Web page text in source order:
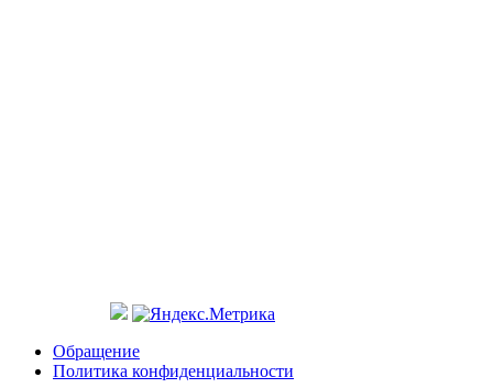
Обращение
Политика конфиденциальности